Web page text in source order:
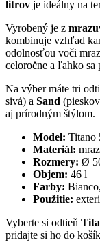
litrov je ideálny na
Vyrobený je z
kombinuje vzhľad
odolnosťou voči
celoročne a ľahko sa
Na výber máte tri
sivá) a Sand
aj prírodným štýlom.
Model: Titano
Materiál:
Rozmery: Ø
Objem: 46 l
Farby:
Použitie:
Vyberte si odtieň
pridajte si ho do